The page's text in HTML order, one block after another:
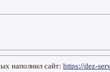
наполнил сайт:https://dez-